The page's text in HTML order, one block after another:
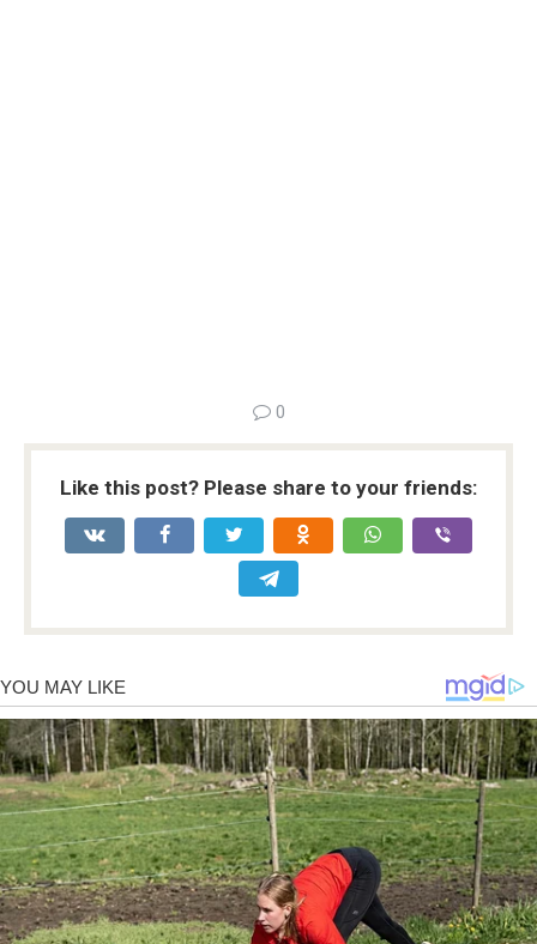
0
Like this post? Please share to your friends: